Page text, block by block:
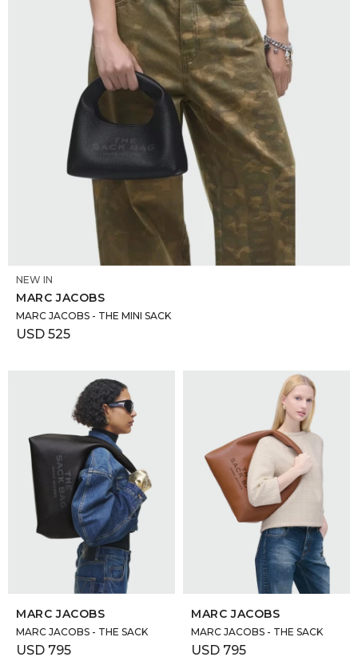
SELECCIONAR TALLE
NEW IN
MARC JACOBS
MARC JACOBS - THE MINI SACK
USD 525
SELECCIONAR TALLE
MARC JACOBS
MARC JACOBS - THE SACK
USD 795
SELECCIONAR TALLE
MARC JACOBS
MARC JACOBS - THE SACK
USD 795